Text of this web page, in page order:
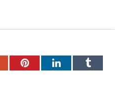
PinterestLinkedInTumblr